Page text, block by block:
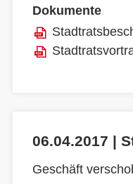
Dokumente
06.04.2017 |
Geschäft